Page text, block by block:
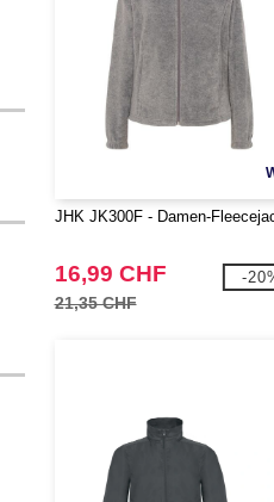
JHK JK300F - Damen-
16,99 CHF
21,35 CHF
-